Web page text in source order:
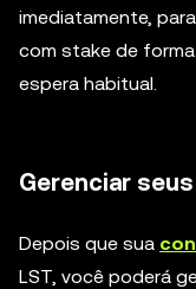
imediatamente,
com stake de
espera habitual.
Gerenciar seus
Depois que sua
LST, você poderá